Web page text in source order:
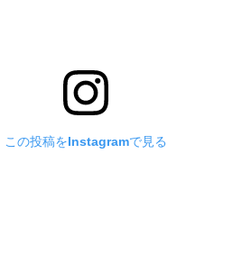
この投稿をInstagramで見る